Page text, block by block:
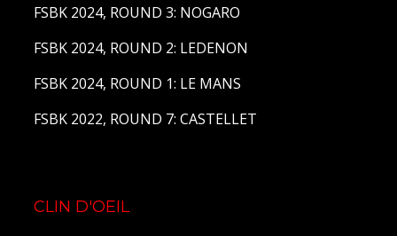
FSBK 2024, ROUND 3: NOGARO
FSBK 2024, ROUND 2: LEDENON
FSBK 2024, ROUND 1: LE MANS
FSBK 2022, ROUND 7: CASTELLET
CLIN D'OEIL